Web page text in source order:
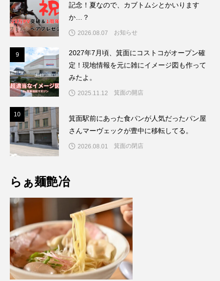
記念！夏なので、カブトムシとかいります
か…？
2026.08.07 お知らせ
9
2027年7月頃、箕面にコストコがオープン確
定！現地情報を元に雑にイメージ図も作って
みたよ。
2025.11.12 箕面の開店
10
箕面駅前にあった食パンが人気だったパン屋
さんマーヴェックが豊中に移転してる。
2026.08.01 箕面の閉店
らぁ麺艶冶